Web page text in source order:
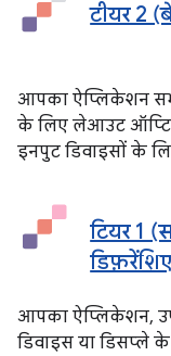
टीयर 2
आपका ऐप्लिकेशन
के लिए लेआउट
इनपुट डिवाइसों के
टियर 1
आपका ऐप्लिकेशन,
डिवाइस या डिसप्ले